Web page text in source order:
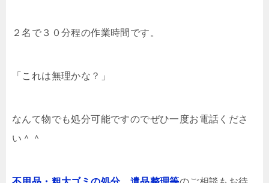
２名で３０分程の作業時間です。
「これは無理かな？」
なんて物でも処分可能ですのでぜひ一度お電話くださ
い＾＾